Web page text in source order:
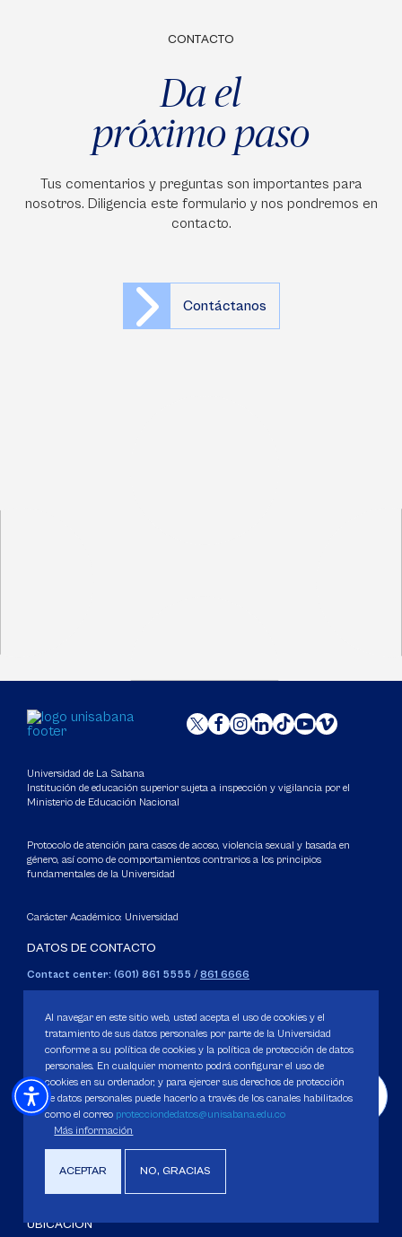
CONTACTO
Da el
próximo paso
Tus comentarios y preguntas son importantes para
nosotros. Diligencia este formulario y nos pondremos en
contacto.
Contáctanos
Universidad de La Sabana
Institución de educación superior sujeta a inspección y vigilancia por el
Ministerio de Educación Nacional
Protocolo de atención para casos de acoso, violencia sexual y basada en
género, así como de comportamientos contrarios a los principios
fundamentales de la Universidad
Carácter Académico: Universidad
DATOS DE CONTACTO
Contact center: (601) 861 5555 / 861 6666
Apartado: 53753, Bogotá.
WhatsApp: +57 3205164838
Correo electrónico para inquietudes generales y servicios de la
Universidad
servicious@unisabana.edu.co
Contacto únicamente para notificaciones legales.
No se responderán otros temas que no sean de tipo legal.
notificacioneslegales@unisabana.edu.co
UBICACIÓN
Al navegar en este sitio web, usted acepta el uso de cookies y el
tratamiento de sus datos personales por parte de la Universidad
conforme a su política de cookies y la política de protección de datos
personales. En cualquier momento podrá configurar el uso de
cookies en su ordenador, y para ejercer sus derechos de protección
de datos personales puede hacerlo a través de los canales habilitados
como el correo protecciondedatos@unisabana.edu.co
Más información
ACEPTAR NO, GRACIAS